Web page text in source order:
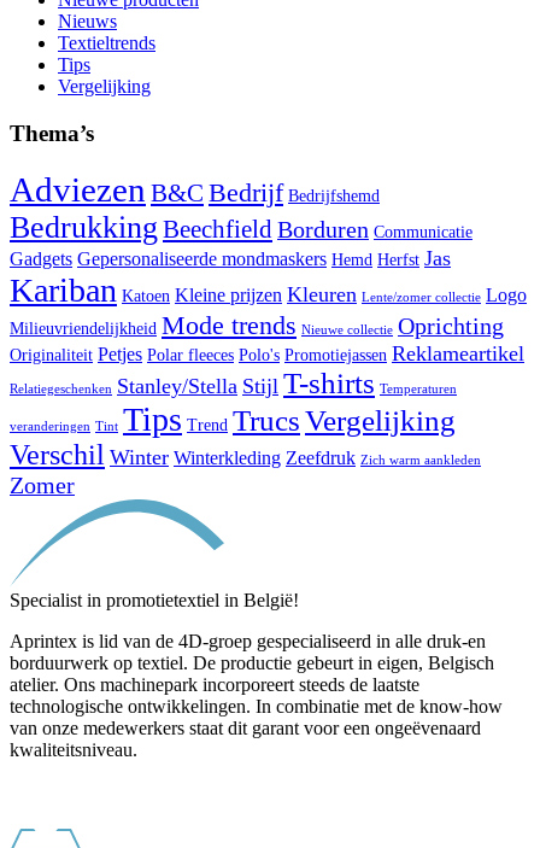
Nieuws
Textieltrends
Tips
Vergelijking
Thema’s
Adviezen B&C Bedrijf Bedrijfshemd
Bedrukking BeechfieldBorduren Communicatie
Gadgets Gepersonaliseerde mondmaskers Hemd Herfst Jas
Kariban Katoen Kleine prijzen Kleuren Lente/zomer collectie Logo
Milieuvriendelijkheid Mode trends Nieuwe collectie Oprichting
Originaliteit Petjes Polar fleeces Polo's Promotiejassen Reklameartikel
Relatiegeschenken Stanley/Stella Stijl T-shirts Temperaturen
veranderingen Tint Tips Trend TrucsVergelijking
Verschil Winter Winterkleding Zeefdruk Zich warm aankleden
Zomer
Specialist in promotietextiel in België!
Aprintex is lid van de 4D-groep gespecialiseerd in alle druk-en
borduurwerk op textiel. De productie gebeurt in eigen, Belgisch
atelier. Ons machinepark incorporeert steeds de laatste
technologische ontwikkelingen. In combinatie met de know-how
van onze medewerkers staat dit garant voor een ongeëvenaard
kwaliteitsniveau.